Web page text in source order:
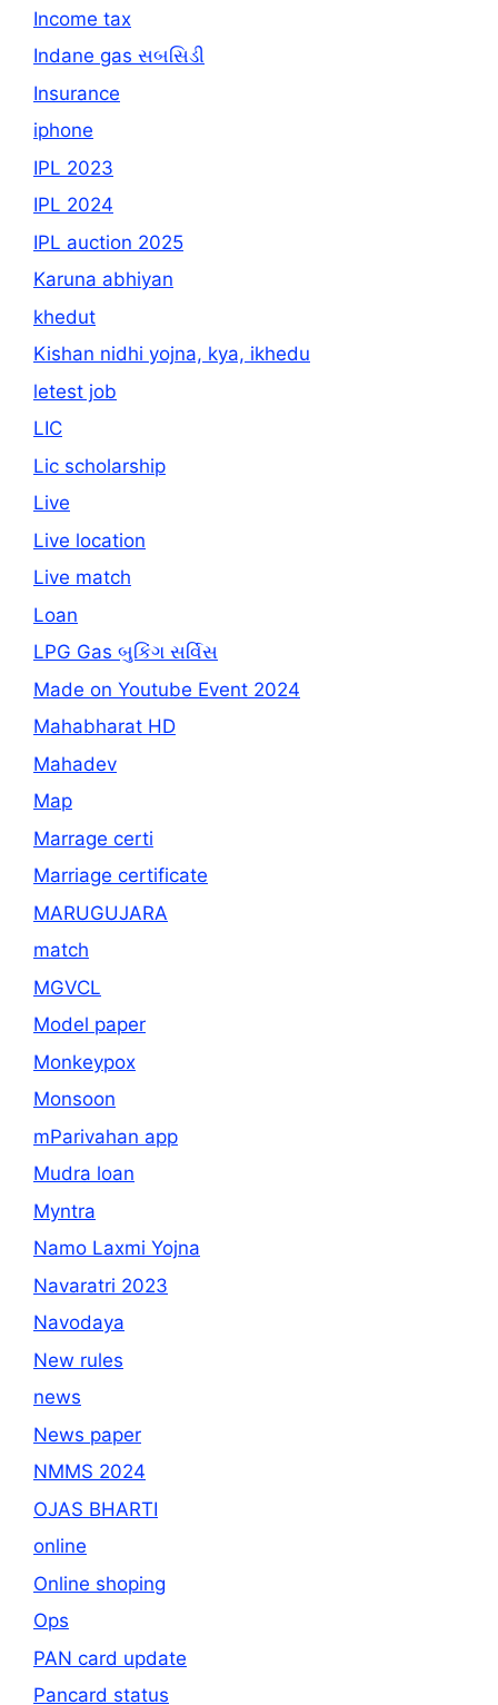
Income tax
Indane gas સબસિડી
Insurance
iphone
IPL 2023
IPL 2024
IPL auction 2025
Karuna abhiyan
khedut
Kishan nidhi yojna, kya, ikhedu
letest job
LIC
Lic scholarship
Live
Live location
Live match
Loan
LPG Gas બુકિંગ સર્વિસ
Made on Youtube Event 2024
Mahabharat HD
Mahadev
Map
Marrage certi
Marriage certificate
MARUGUJARA
match
MGVCL
Model paper
Monkeypox
Monsoon
mParivahan app
Mudra loan
Myntra
Namo Laxmi Yojna
Navaratri 2023
Navodaya
New rules
news
News paper
NMMS 2024
OJAS BHARTI
online
Online shoping
Ops
PAN card update
Pancard status